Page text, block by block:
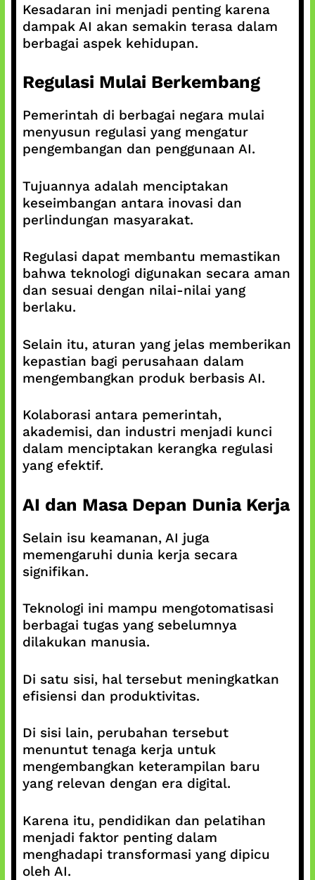
Kesadaran ini menjadi penting karena
dampak AI akan semakin terasa dalam
berbagai aspek kehidupan.
Regulasi Mulai Berkembang
Pemerintah di berbagai negara mulai
menyusun regulasi yang mengatur
pengembangan dan penggunaan AI.
Tujuannya adalah menciptakan
keseimbangan antara inovasi dan
perlindungan masyarakat.
Regulasi dapat membantu memastikan
bahwa teknologi digunakan secara aman
dan sesuai dengan nilai-nilai yang
berlaku.
Selain itu, aturan yang jelas memberikan
kepastian bagi perusahaan dalam
mengembangkan produk berbasis AI.
Kolaborasi antara pemerintah,
akademisi, dan industri menjadi kunci
dalam menciptakan kerangka regulasi
yang efektif.
AI dan Masa Depan Dunia Kerja
Selain isu keamanan, AI juga
memengaruhi dunia kerja secara
signifikan.
Teknologi ini mampu mengotomatisasi
berbagai tugas yang sebelumnya
dilakukan manusia.
Di satu sisi, hal tersebut meningkatkan
efisiensi dan produktivitas.
Di sisi lain, perubahan tersebut
menuntut tenaga kerja untuk
mengembangkan keterampilan baru
yang relevan dengan era digital.
Karena itu, pendidikan dan pelatihan
menjadi faktor penting dalam
menghadapi transformasi yang dipicu
oleh AI.